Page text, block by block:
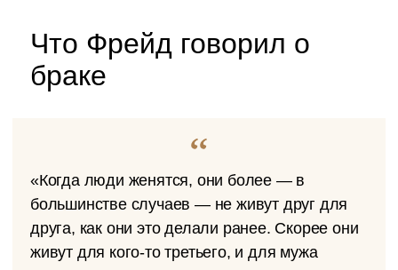
Что Фрейд говорил о
браке
«Когда люди женятся, они более — в
большинстве случаев — не живут друг для
друга, как они это делали ранее. Скорее они
живут для кого-то третьего, и для мужа